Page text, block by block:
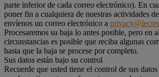
parte inferior de cada correo electrónico). En
poner fin a cualquiera de nuestras actividades
envíenos un correo electrónico a
Procesaremos su baja lo antes posible, pero en
circunstancias es posible que reciba algunas
hasta que la baja se procese por completo.
Sus datos están bajo su control
Recuerde que usted tiene el control de sus